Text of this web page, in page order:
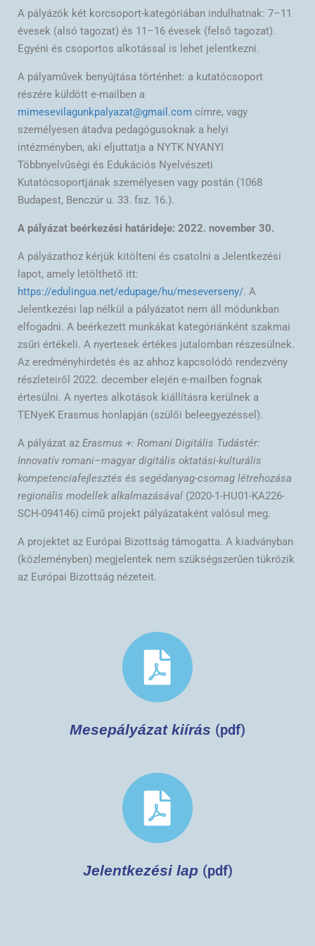
A pályázók két korcsoport-kategóriában indulhatnak: 7–11
évesek (alsó tagozat) és 11–16 évesek (felső tagozat).
Egyéni és csoportos alkotással is lehet jelentkezni.
A pályaművek benyújtása történhet: a kutatócsoport
részére küldött e-mailben a
mimesevilagunkpalyazat@gmail.com címre, vagy
személyesen átadva pedagógusoknak a helyi
intézményben, aki eljuttatja a NYTK NYANYI
Többnyelvűségi és Edukációs Nyelvészeti
Kutatócsoportjának személyesen vagy postán (1068
Budapest, Benczúr u. 33. fsz. 16.).
A pályázat beérkezési határideje: 2022. november 30.
A pályázathoz kérjük kitölteni és csatolni a Jelentkezési
lapot, amely letölthető itt:
https://edulingua.net/edupage/hu/meseverseny/. A
Jelentkezési lap nélkül a pályázatot nem áll módunkban
elfogadni. A beérkezett munkákat kategóriánként szakmai
zsűri értékeli. A nyertesek értékes jutalomban részesülnek.
Az eredményhirdetés és az ahhoz kapcsolódó rendezvény
részleteiről 2022. december elején e-mailben fognak
értesülni. A nyertes alkotások kiállításra kerülnek a
TENyeK Erasmus honlapján (szülői beleegyezéssel).
A pályázat az Erasmus +: Romani Digitális Tudástér:
Innovatív romani–magyar digitális oktatási-kulturális
kompetenciafejlesztés és segédanyag-csomag létrehozása
regionális modellek alkalmazásával (2020-1-HU01-KA226-
SCH-094146) című projekt pályázataként valósul meg.
A projektet az Európai Bizottság támogatta. A kiadványban
(közleményben) megjelentek nem szükségszerűen tükrözik
az Európai Bizottság nézeteit.
Mesepályázat kiírás (pdf)
Jelentkezési lap (pdf)